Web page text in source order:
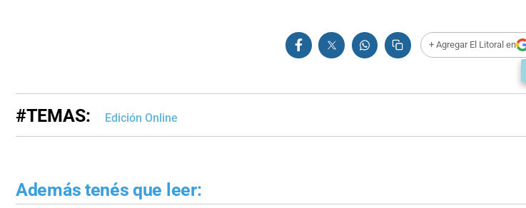
+ Agregar El Litoral en
#TEMAS: Edición Online
Además tenés que leer: